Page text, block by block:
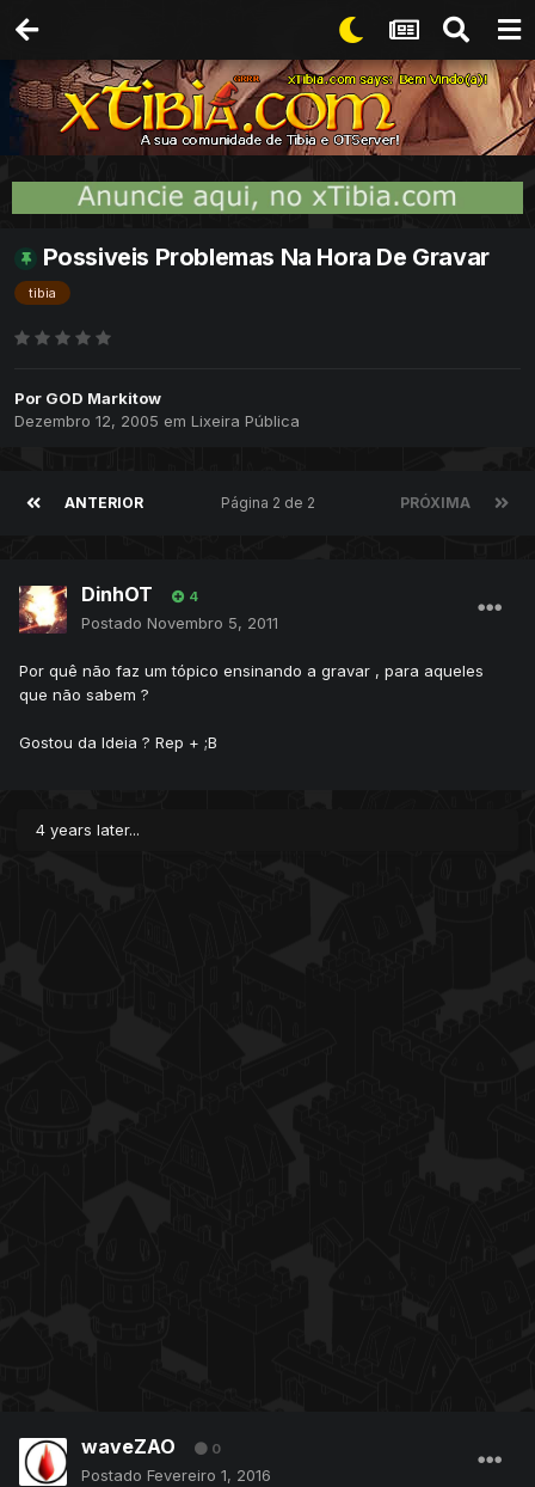
Possiveis Problemas Na Hora De Gravar
tibia
Por GOD Markitow
Dezembro 12, 2005 em Lixeira Pública
ANTERIOR PRÓXIMA
Página 2 de 2
DinhOT 4
Postado Novembro 5, 2011
Por quê não faz um tópico ensinando a gravar , para aqueles
que não sabem ?
Gostou da Ideia ? Rep + ;B
4 years later...
waveZAO 0
Postado Fevereiro 1, 2016